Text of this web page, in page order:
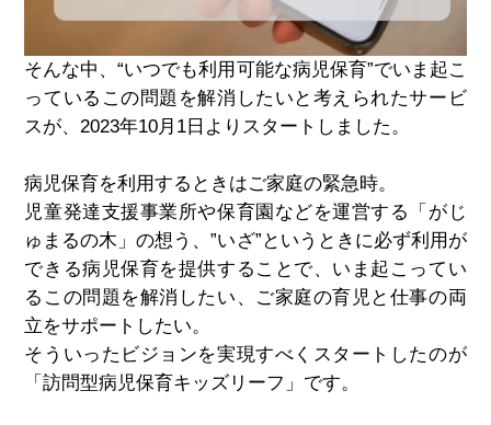
そんな中、“いつでも利用可能な病児保育”でいま起こ
っているこの問題を解消したいと考えられたサービ
スが、 2023年10月 1 日よりスタートしました。
病児保育を利用するときはご家庭の緊急時。
児童発達支援事業所や保育園などを運営する「がじ
ゅまるの木」の想う、”いざ”というときに必ず利用が
できる病児保育を提供することで、いま起こってい
るこの問題を解消したい、ご家庭の育児と仕事の両
立をサポートしたい。
そういったビジョンを実現すべくスタートしたのが
「訪問型病児保育キッズリーフ」です。